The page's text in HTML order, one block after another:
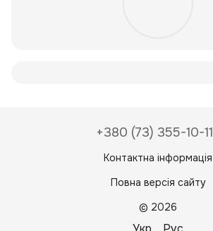
+380 (73) 355-10-11
Контактна інформація
Повна версія сайту
© 2026